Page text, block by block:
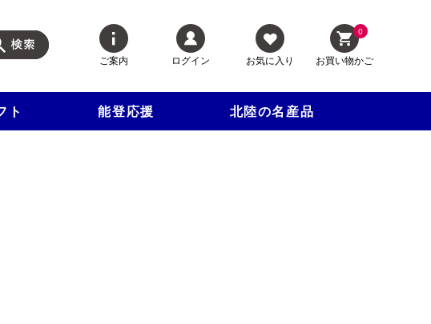
ご案内 ログイン お気に入り
0
お買い物かご
ト 能登応援 北陸の名産品
！